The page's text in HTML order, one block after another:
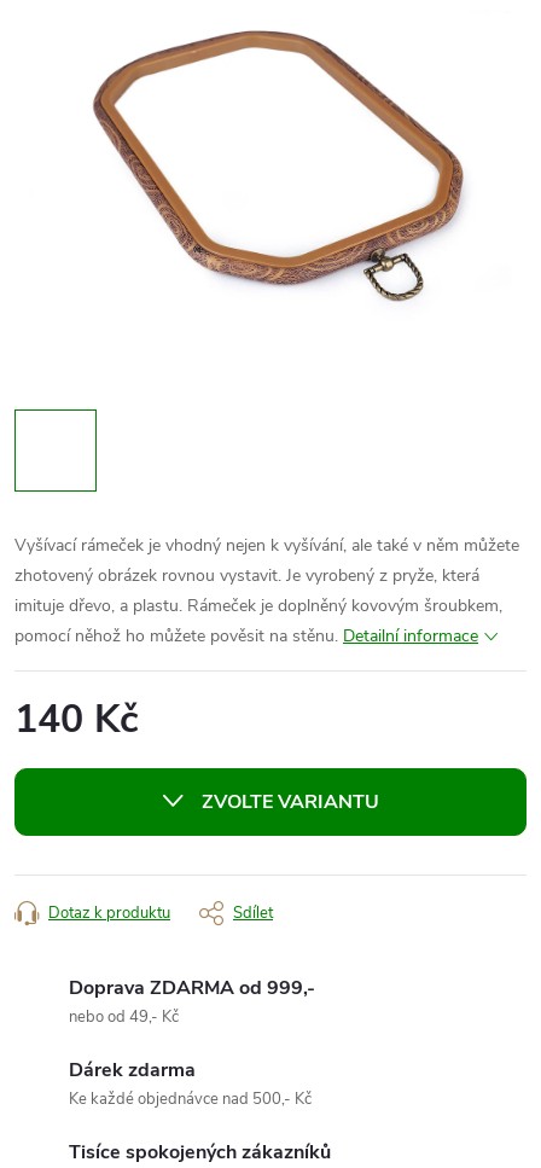
Vyšívací rámeček je vhodný nejen k vyšívání, ale také v něm můžete
zhotovený obrázek rovnou vystavit. Je vyrobený z pryže, která
imituje dřevo, a plastu. Rámeček je doplněný kovovým šroubkem,
pomocí něhož ho můžete pověsit na stěnu. Detailní informace
140 Kč
cena:
ZVOLTE VARIANTU
Dotaz k produktu Sdílet
Doprava ZDARMA od 999,-
nebo od 49,- Kč
Dárek zdarma
Ke každé objednávce nad 500,- Kč
Tisíce spokojených zákazníků